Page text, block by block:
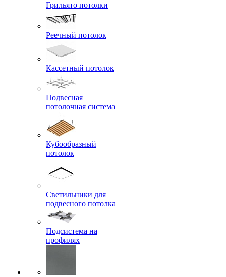
Грильято потолки
Реечный потолок
Кассетный потолок
Подвесная
потолочная система
Кубообразный
потолок
Светильники для
подвесного потолка
Подсистема на
профилях